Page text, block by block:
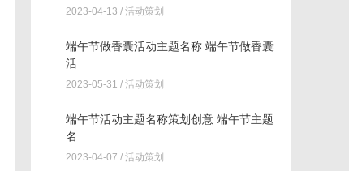
2023-04-13 / 活动策划
端午节做香囊活动主题名称 端午节做香囊
活
2023-05-31 / 活动策划
端午节活动主题名称策划创意 端午节主题
名
2023-04-07 / 活动策划